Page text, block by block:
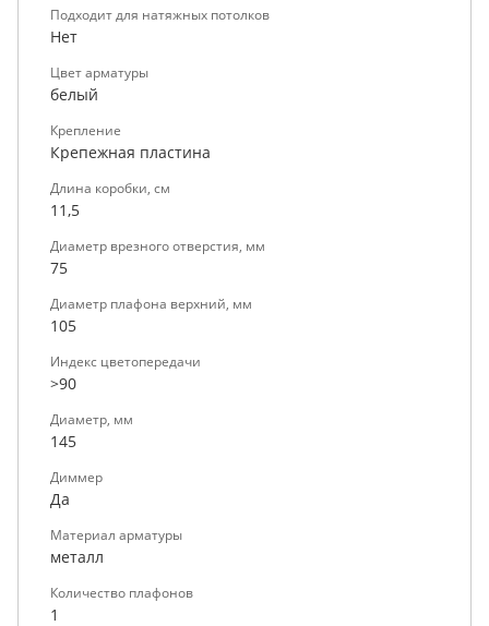
Подходит для натяжных потолков
Нет
Цвет арматуры
белый
Крепление
Крепежная пластина
Длина коробки, см
11,5
Диаметр врезного отверстия, мм
75
Диаметр плафона верхний, мм
105
Индекс цветопередачи
>90
Диаметр, мм
145
Диммер
Да
Материал арматуры
металл
Количество плафонов
1